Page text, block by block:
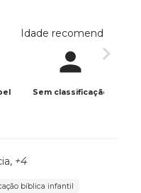
Idade recomendada
Sem classificação
, +4
bíblica infantil